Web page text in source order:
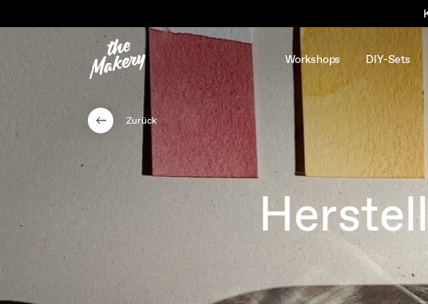
Workshops DIY-Sets
Zurück